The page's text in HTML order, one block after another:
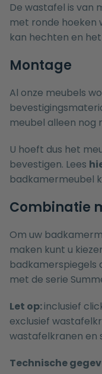
De wastafel is van
met ronde hoeken
kan hechten en
Montage
Al onze meubels
meubel alleen nog
U hoeft dus het
bevestigen. Lees
badkamermeubel
Combinatie
Om uw
maken kunt u
badkamerspiegels
met de serie
Let op:inclusief
exclusief
wastafelkranen en
Technische